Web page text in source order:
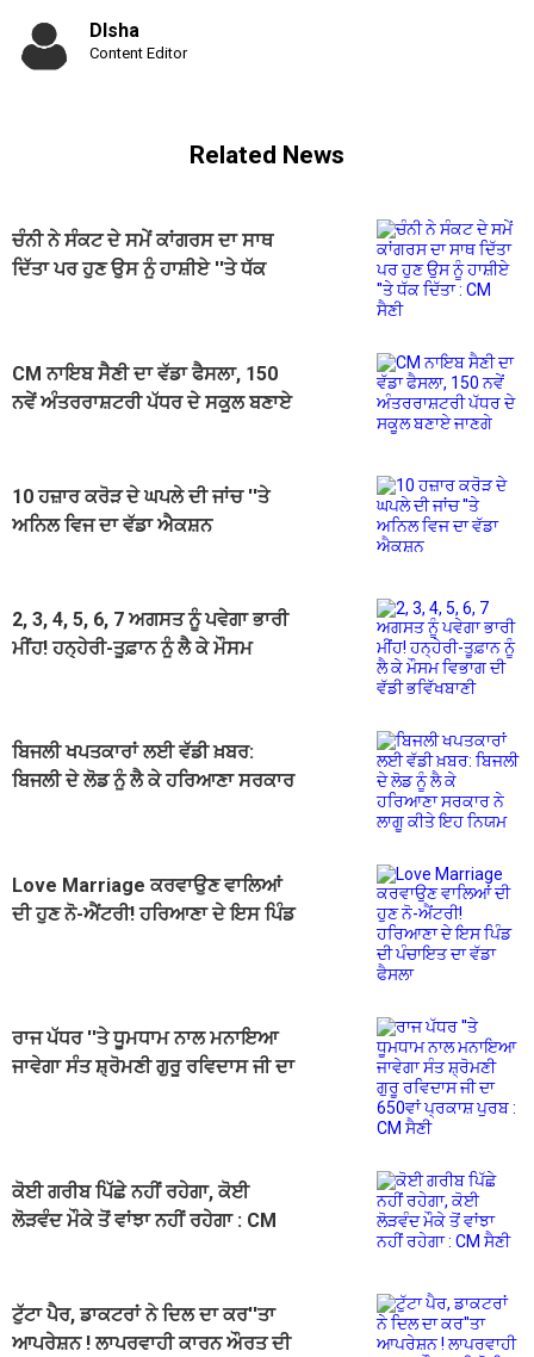
DIsha
Content Editor
Related News
ਚੰਨੀ ਨੇ ਸੰਕਟ ਦੇ ਸਮੇਂ ਕਾਂਗਰਸ ਦਾ ਸਾਥ
ਦਿੱਤਾ ਪਰ ਹੁਣ ਉਸ ਨੂੰ ਹਾਸ਼ੀਏ ''ਤੇ ਧੱਕ
CM ਨਾਇਬ ਸੈਣੀ ਦਾ ਵੱਡਾ ਫੈਸਲਾ, 150
ਨਵੇਂ ਅੰਤਰਰਾਸ਼ਟਰੀ ਪੱਧਰ ਦੇ ਸਕੂਲ ਬਣਾਏ
10 ਹਜ਼ਾਰ ਕਰੋੜ ਦੇ ਘਪਲੇ ਦੀ ਜਾਂਚ ''ਤੇ
ਅਨਿਲ ਵਿਜ ਦਾ ਵੱਡਾ ਐਕਸ਼ਨ
2, 3, 4, 5, 6, 7 ਅਗਸਤ ਨੂੰ ਪਵੇਗਾ ਭਾਰੀ
ਮੀਂਹ! ਹਨ੍ਹੇਰੀ-ਤੂਫ਼ਾਨ ਨੂੰ ਲੈ ਕੇ ਮੌਸਮ
ਬਿਜਲੀ ਖਪਤਕਾਰਾਂ ਲਈ ਵੱਡੀ ਖ਼ਬਰ:
ਬਿਜਲੀ ਦੇ ਲੋਡ ਨੂੰ ਲੈ ਕੇ ਹਰਿਆਣਾ ਸਰਕਾਰ
Love Marriage ਕਰਵਾਉਣ ਵਾਲਿਆਂ
ਦੀ ਹੁਣ ਨੋ-ਐਂਟਰੀ! ਹਰਿਆਣਾ ਦੇ ਇਸ ਪਿੰਡ
ਰਾਜ ਪੱਧਰ ''ਤੇ ਧੂਮਧਾਮ ਨਾਲ ਮਨਾਇਆ
ਜਾਵੇਗਾ ਸੰਤ ਸ਼੍ਰੋਮਣੀ ਗੁਰੂ ਰਵਿਦਾਸ ਜੀ ਦਾ
ਕੋਈ ਗਰੀਬ ਪਿੱਛੇ ਨਹੀਂ ਰਹੇਗਾ, ਕੋਈ
ਲੋੜਵੰਦ ਮੌਕੇ ਤੋਂ ਵਾਂਝਾ ਨਹੀਂ ਰਹੇਗਾ : CM
ਟੁੱਟਾ ਪੈਰ, ਡਾਕਟਰਾਂ ਨੇ ਦਿਲ ਦਾ ਕਰ''ਤਾ
ਆਪਰੇਸ਼ਨ ! ਲਾਪਰਵਾਹੀ ਕਾਰਨ ਔਰਤ ਦੀ